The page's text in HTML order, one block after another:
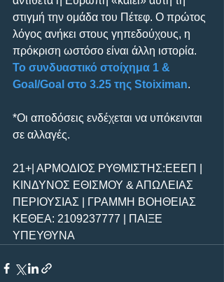
στιγμή την ομάδα του Πέτεφ. Ο πρώτος
λόγος ανήκει στους γηπεδούχους, η
πρόκριση ωστόσο είναι άλλη ιστορία.
Το συνδυαστικό στοίχημα 1 &
Goal/Goal στο 3.25 της Stoiximan.
*Οι αποδόσεις ενδέχεται να υπόκεινται
σε αλλαγές.
21+| ΑΡΜΟΔΙΟΣ ΡΥΘΜΙΣΤΗΣ:ΕΕΕΠ |
ΚΙΝΔΥΝΟΣ ΕΘΙΣΜΟΥ & ΑΠΩΛΕΙΑΣ
ΠΕΡΙΟΥΣΙΑΣ | ΓΡΑΜΜΗ ΒΟΗΘΕΙΑΣ
ΚΕΘΕΑ: 2109237777 | ΠΑΙΞΕ
ΥΠΕΥΘΥΝΑ